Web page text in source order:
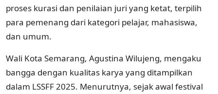
proses kurasi dan penilaian juri yang ketat, terpilih
para pemenang dari kategori pelajar, mahasiswa,
dan umum.
Wali Kota Semarang, Agustina Wilujeng, mengaku
bangga dengan kualitas karya yang ditampilkan
dalam LSSFF 2025. Menurutnya, sejak awal festival